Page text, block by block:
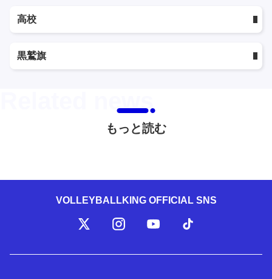
高校
黒鷲旗
もっと読む
VOLLEYBALLKING OFFICIAL SNS